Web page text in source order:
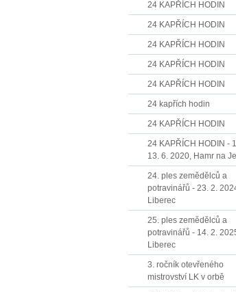
24 KAPŘÍCH HODIN
24 KAPŘÍCH HODIN
24 KAPŘÍCH HODIN
24 KAPŘÍCH HODIN
24 KAPŘÍCH HODIN
24 kapřích hodin
24 KAPŘÍCH HODIN
24 KAPŘÍCH HODIN -
13. 6. 2020, Hamr na
24. ples zemědělců a
potravinářů - 23. 2.
Liberec
25. ples zemědělců a
potravinářů - 14. 2.
Liberec
3. ročník otevřeného
mistrovství LK v orbě